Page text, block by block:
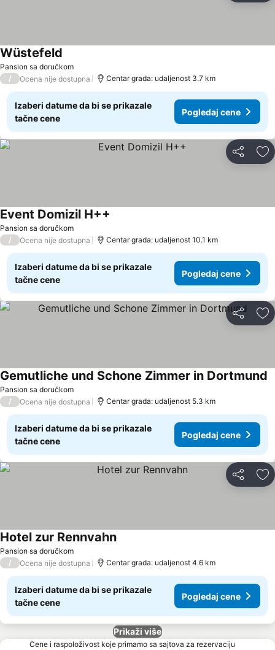
Pansion sa doručkom
Wüstefeld
/ Ocena nije dostupna Centar grada: udaljenost 3.7 km
Izaberi datume da bi se prikazale
tačne cene
Pogledaj cene
Deli
Pansion sa doručkom
Event Domizil H++
/ Ocena nije dostupna Centar grada: udaljenost 10.1 km
Izaberi datume da bi se prikazale
tačne cene
Pogledaj cene
Deli
Pansion sa doručkom
Gemutliche und Schone Zimmer in Dortmund
/ Ocena nije dostupna Centar grada: udaljenost 5.3 km
Izaberi datume da bi se prikazale
tačne cene
Pogledaj cene
Deli
Pansion sa doručkom
Hotel zur Rennvahn
/ Ocena nije dostupna Centar grada: udaljenost 4.6 km
Izaberi datume da bi se prikazale
tačne cene
Pogledaj cene
Prikaži više
Cene i raspoloživost koje primamo sa sajtova za rezervaciju